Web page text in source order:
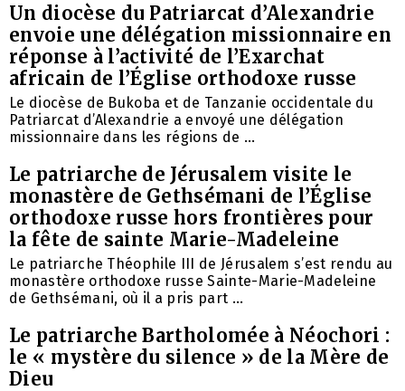
Un diocèse du Patriarcat d’Alexandrie
envoie une délégation missionnaire en
réponse à l’activité de l’Exarchat
africain de l’Église orthodoxe russe
Le diocèse de Bukoba et de Tanzanie occidentale du
Patriarcat d’Alexandrie a envoyé une délégation
missionnaire dans les régions de ...
Le patriarche de Jérusalem visite le
monastère de Gethsémani de l’Église
orthodoxe russe hors frontières pour
la fête de sainte Marie-Madeleine
Le patriarche Théophile III de Jérusalem s’est rendu au
monastère orthodoxe russe Sainte-Marie-Madeleine
de Gethsémani, où il a pris part ...
Le patriarche Bartholomée à Néochori :
le « mystère du silence » de la Mère de
Dieu